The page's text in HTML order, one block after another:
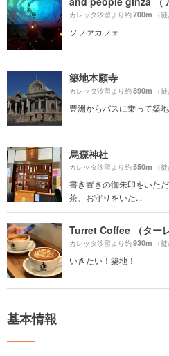
カレッタ汐留より約700m （
ソファカフェ
築地本願寺
カレッタ汐留より約890m （
豊洲からバスに乗って築地
烏森神社
カレッタ汐留より約550m （
書き置きの御朱印をいた
茶、お守りをいた...
Turret Coffee （ター
カレッタ汐留より約930m （
いきたい！築地！
基本情報